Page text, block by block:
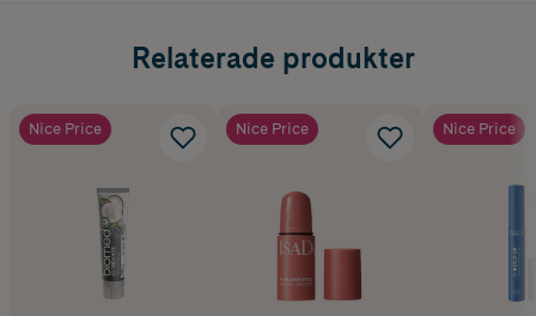
Relaterade produkter
Nice Price Nice Price Nice Price